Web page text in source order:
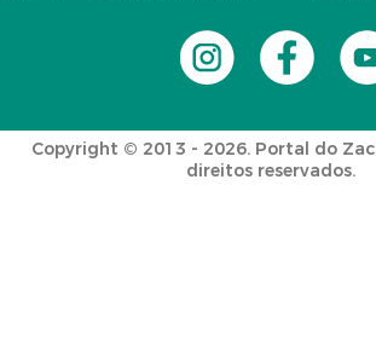
Copyright © 2013 - 2026. Portal do
direitos reservados.